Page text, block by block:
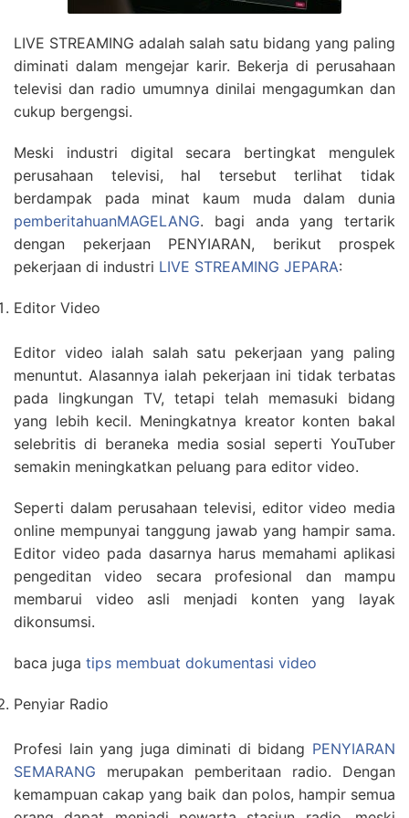
LIVE STREAMING adalah salah satu bidang yang paling
diminati dalam mengejar karir. Bekerja di perusahaan
televisi dan radio umumnya dinilai mengagumkan dan
cukup bergengsi.
Meski industri digital secara bertingkat mengulek
perusahaan televisi, hal tersebut terlihat tidak
berdampak pada minat kaum muda dalam dunia
pemberitahuanMAGELANG. bagi anda yang tertarik
dengan pekerjaan PENYIARAN, berikut prospek
pekerjaan di industri LIVE STREAMING JEPARA:
Editor Video
Editor video ialah salah satu pekerjaan yang paling
menuntut. Alasannya ialah pekerjaan ini tidak terbatas
pada lingkungan TV, tetapi telah memasuki bidang
yang lebih kecil. Meningkatnya kreator konten bakal
selebritis di beraneka media sosial seperti YouTuber
semakin meningkatkan peluang para editor video.
Seperti dalam perusahaan televisi, editor video media
online mempunyai tanggung jawab yang hampir sama.
Editor video pada dasarnya harus memahami aplikasi
pengeditan video secara profesional dan mampu
membarui video asli menjadi konten yang layak
dikonsumsi.
baca juga tips membuat dokumentasi video
Penyiar Radio
Profesi lain yang juga diminati di bidang PENYIARAN
SEMARANG merupakan pemberitaan radio. Dengan
kemampuan cakap yang baik dan polos, hampir semua